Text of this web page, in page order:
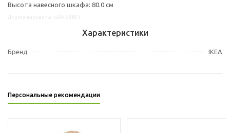
Высота навесного шкафа: 80.0 см
Характеристики
Бренд IKEA
Персональные рекомендации